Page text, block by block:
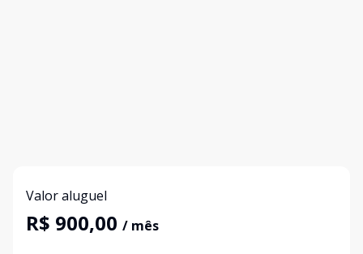
Valor aluguel
R$ 900,00 / mês